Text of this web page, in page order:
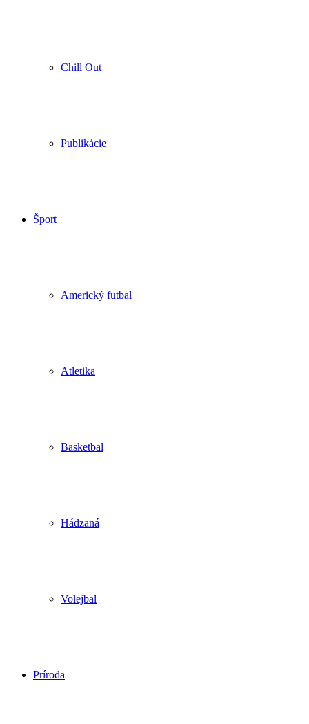
Chill Out
Publikácie
Šport
Americký futbal
Atletika
Basketbal
Hádzaná
Volejbal
Príroda